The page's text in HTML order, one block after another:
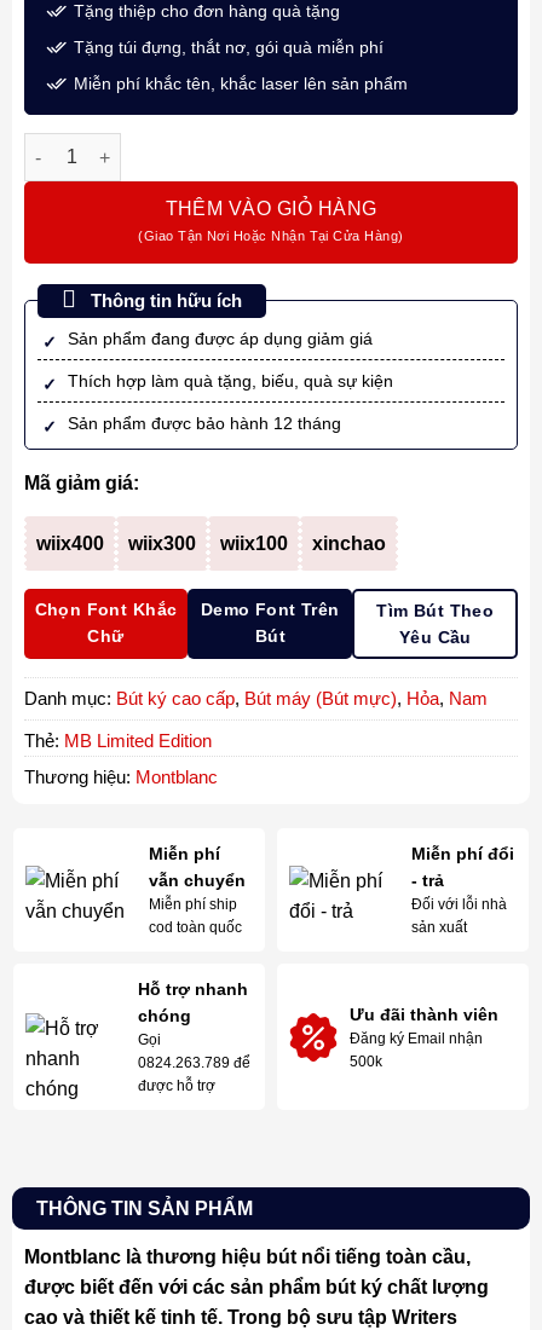
Tặng thiệp cho đơn hàng quà tặng
Tặng túi đựng, thắt nơ, gói quà miễn phí
Miễn phí khắc tên, khắc laser lên sản phẩm
Montblanc Writers Edition William Shakespeare Fountain Pen
THÊM VÀO GIỎ HÀNG
Thông tin hữu ích
Sản phẩm đang được áp dụng giảm giá
Thích hợp làm quà tặng, biếu, quà sự kiện
Sản phẩm được bảo hành 12 tháng
Mã giảm giá:
wiix400 wiix300 wiix100 xinchao
Chọn Font Khắc
Chữ
Demo Font Trên
Bút
Tìm Bút Theo
Yêu Cầu
Danh mục: Bút ký cao cấp, Bút máy (Bút mực), Hỏa, Nam
Thẻ: MB Limited Edition
Thương hiệu: Montblanc
Miễn phí
vẫn chuyển
Miễn phí ship
cod toàn quốc
Miễn phí đổi
- trả
Đối với lỗi nhà
sản xuất
Hỗ trợ nhanh
chóng
Gọi
0824.263.789 để
được hỗ trợ
Ưu đãi thành viên
Đăng ký Email nhận
500k
THÔNG TIN SẢN PHẨM
Montblanc là thương hiệu bút nổi tiếng toàn cầu,
được biết đến với các sản phẩm bút ký chất lượng
cao và thiết kế tinh tế. Trong bộ sưu tập Writers